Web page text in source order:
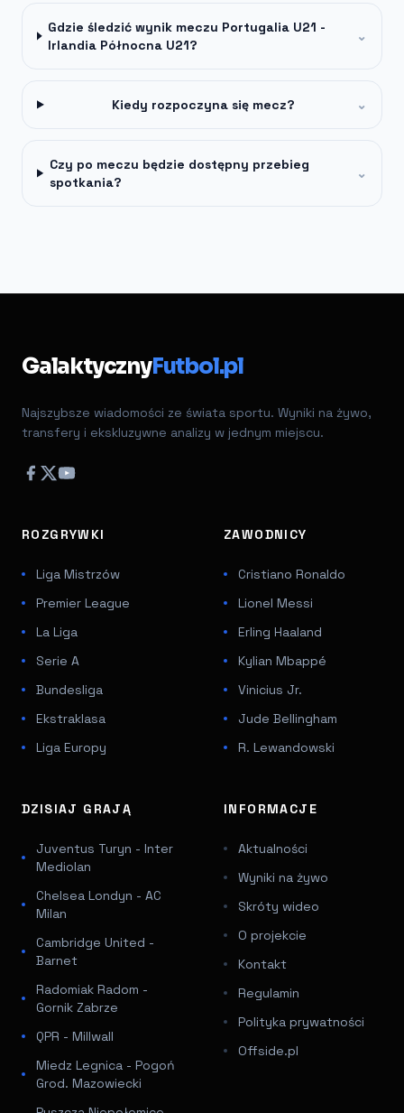
Gdzie śledzić wynik meczu Portugalia U21 -
Irlandia Północna U21?
⌄
Kiedy rozpoczyna się mecz? ⌄
Czy po meczu będzie dostępny przebieg
spotkania?
⌄
GalaktycznyFutbol.pl
Najszybsze wiadomości ze świata sportu. Wyniki na żywo,
transfery i ekskluzywne analizy w jednym miejscu.
ROZGRYWKI
Liga Mistrzów
Premier League
La Liga
Serie A
Bundesliga
Ekstraklasa
Liga Europy
ZAWODNICY
Cristiano Ronaldo
Lionel Messi
Erling Haaland
Kylian Mbappé
Vinicius Jr.
Jude Bellingham
R. Lewandowski
DZISIAJ GRAJĄ
Juventus Turyn - Inter
Mediolan
Chelsea Londyn - AC
Milan
Cambridge United -
Barnet
Radomiak Radom -
Gornik Zabrze
QPR - Millwall
Miedz Legnica - Pogoń
Grod. Mazowiecki
INFORMACJE
Aktualności
Wyniki na żywo
Skróty wideo
O projekcie
Kontakt
Regulamin
Polityka prywatności
Offside.pl